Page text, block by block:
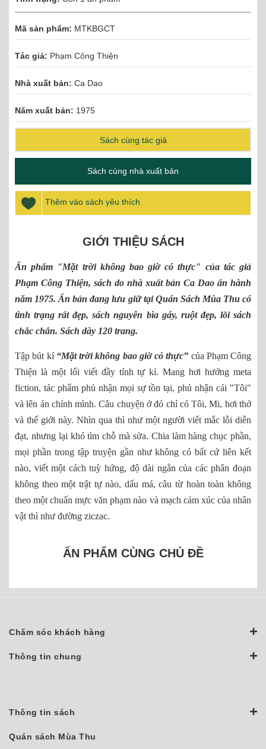
Mã sản phẩm: MTKBGCT
Tác giả: Phạm Công Thiện
Nhà xuất bản: Ca Dao
Năm xuất bản: 1975
Sách cùng tác giả
Sách cùng nhà xuất bản
Thêm vào sách yêu thích
GIỚI THIỆU SÁCH
Ấn phẩm "Mặt trời không bao giờ có thực" của tác giả
Phạm Công Thiện, sách do nhà xuất bản Ca Dao ấn hành
năm 1975. Ấn bản đang lưu giữ tại Quán Sách Mùa Thu có
tình trạng rất đẹp, sách nguyên bìa gáy, ruột đẹp, lõi sách
chắc chắn. Sách dày 120 trang.
Tập bút kí “Mặt trời không bao giờ có thực” của Phạm Công
Thiện là một lối viết đầy tính tự kỉ. Mang hơi hướng meta
fiction, tác phẩm phủ nhận mọi sự tồn tại, phủ nhận cái "Tôi"
và lên án chính mình. Câu chuyện ở đó chỉ có Tôi, Mi, hơi thở
và thế giới này. Nhìn qua thì như một người viết mắc lỗi diễn
đạt, nhưng lại khó tìm chỗ mà sửa. Chia làm hàng chục phần,
mọi phần trong tập truyện gần như không có bất cứ liên kết
nào, viết một cách tuỳ hứng, độ dài ngắn của các phân đoạn
không theo một trật tự nào, dấu má, câu từ hoàn toàn không
theo một chuẩn mực văn phạm nào và mạch cảm xúc của nhân
vật thì như đường ziczac.
ẤN PHẨM CÙNG CHỦ ĐỀ
Chăm sóc khách hàng
Thông tin chung
Thông tin sách
Quán sách Mùa Thu